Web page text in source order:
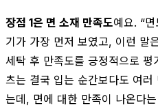
장점 1은 면 소재 만족도예요. “
기가 가장 먼저 보였고, 이런 말
세탁 후 만족도를 긍정적으로 평
츠는 결국 입는 순간보다도 여
는데, 면에 대한 만족이 나온다